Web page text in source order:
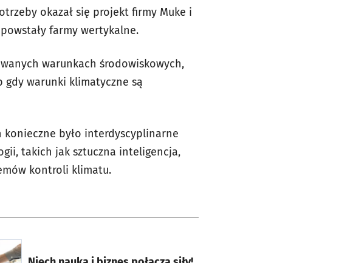
okazał się projekt firmy Muke i
farmy wertykalne.
warunkach środowiskowych,
gdy warunki klimatyczne są
było interdyscyplinarne
takich jak sztuczna inteligencja,
kontroli klimatu.
w nowej karcie